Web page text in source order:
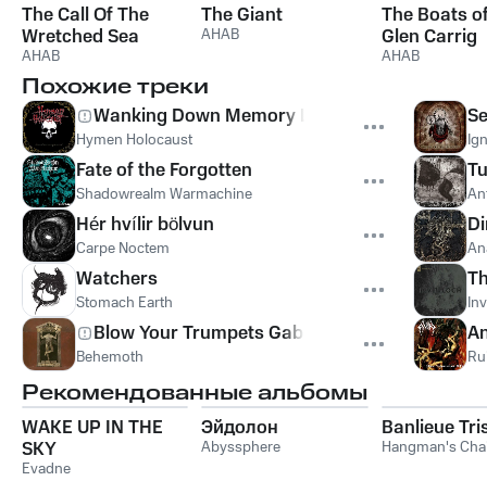
The Call Of The
Wretched Sea
AHAB
The Giant
AHAB
The Boats
Glen Carrig
AHAB
Похожие треки
Wanking Down Memory Lane
Hymen Holocaust
Fate of the Forgotten
Shadowrealm Warmachine
Hér hvílir bölvun
Carpe Noctem
Watchers
Stomach Earth
Blow Your Trumpets Gabriel
Behemoth
Рекомендованные альбомы
WAKE UP IN THE
SKY
Evadne
Эйдолон
Abyssphere
Banlieue
Hangman's